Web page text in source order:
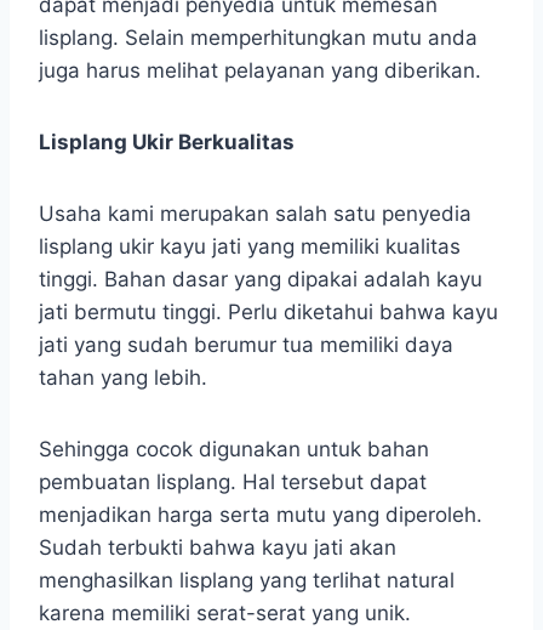
dapat menjadi penyedia untuk memesan
lisplang. Selain memperhitungkan mutu anda
juga harus melihat pelayanan yang diberikan.
Lisplang Ukir Berkualitas
Usaha kami merupakan salah satu penyedia
lisplang ukir kayu jati yang memiliki kualitas
tinggi. Bahan dasar yang dipakai adalah kayu
jati bermutu tinggi. Perlu diketahui bahwa kayu
jati yang sudah berumur tua memiliki daya
tahan yang lebih.
Sehingga cocok digunakan untuk bahan
pembuatan lisplang. Hal tersebut dapat
menjadikan harga serta mutu yang diperoleh.
Sudah terbukti bahwa kayu jati akan
menghasilkan lisplang yang terlihat natural
karena memiliki serat-serat yang unik.